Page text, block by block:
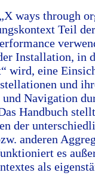
ways through
Teil
Installation, in
wird, eine
und
Navigation
Handbuch
der
anderen
es
als